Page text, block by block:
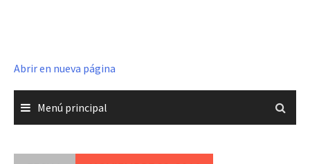
Abrir en nueva página
Menú principal